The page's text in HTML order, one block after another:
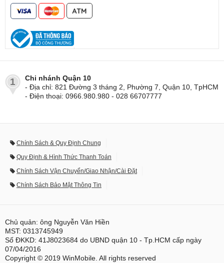
1
Chi nhánh Quận 10
- Địa chỉ: 821 Đường 3 tháng 2, Phường 7, Quận 10, TpHCM
- Điện thoại: 0966.980.980 - 028 66707777
Chính Sách & Quy Định Chung
Quy Định & Hình Thức Thanh Toán
Chính Sách Vận Chuyển/Giao Nhận/Cài Đặt
Chính Sách Bảo Mật Thông Tin
Chủ quản: ông Nguyễn Văn Hiền
MST: 0313745949
Số ĐKKD: 41J8023684 do UBND quận 10 - Tp.HCM cấp ngày
07/04/2016
Copyright © 2019 WinMobile. All rights reserved